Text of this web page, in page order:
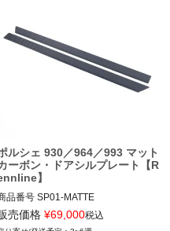
ルシェ 930／964／993 マット
ーボン・ドアシルプレート【R
】
品番号 SP01-MATTE
MATTE
売価格 ¥69,000税込